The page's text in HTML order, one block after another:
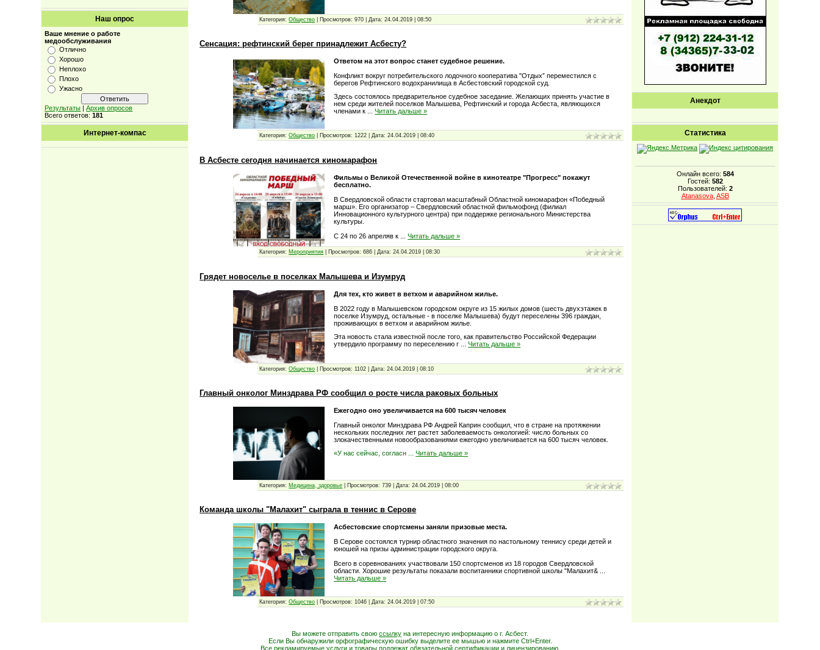
Наш опрос
Ваше мнение о работе
медообслуживания
Отлично
Хорошо
Неплохо
Плохо
Ужасно
Результаты |Архив опросов
Всего ответов:181
Интернет-компас
Категория: Общество Просмотров: 970 Дата: 24.04.2019 |08:50
Сенсация: рефтинский берег принадлежит Асбесту?
Ответом на этот вопрос станет судебное решение.
Конфликт вокруг потребительского лодочного кооператива "Отдых” переместился с
берегов Рефтинского водохранилища в Асбестовский городской суд.
Здесь состоялось предварительное судебное заседание. Желающих принять участие в
нем среди жителей поселков Малышева, Рефтинский и города Асбеста, являющихся
членами к
...Читать дальше »
Категория: Общество Просмотров: 1222 |Дата: 24.04.2019 |08:40
В Асбесте сегодня начинается киномарафон
Фильмы о Великой Отечественной войне в кинотеатре "Прогресс" покажут
бесплатно.
В Свердловской области стартовал масштабный Областной киномарафон «Победный
марш». Его организатор – Свердловский областной фильмофонд (филиал
Инновационного культурного центра) при поддержке регионального Министерства
культуры.
С 24 по 26 апреляв к
...Читать дальше »
Категория: Мероприятия Просмотров: 686 |Дата: 24.04.2019 |08:30
Грядет новоселье в поселках Малышева и Изумруд
Для тех, кто живет в ветхом и аварийном жилье.
В 2022 году в Малышевском городском округе из 15 жилых домов (шесть двухэтажек в
поселке Изумруд, остальные - в поселке Малышева) будут переселены 396 граждан,
проживающих в ветхом и аварийном жилье.
Эта новость стала известной после того, как правительство Российской Федерации
утвердило программу по переселению г
...Читать дальше »
Категория: Общество Просмотров: 1102 Дата: 24.04.2019 |08:10
Главный онколог Минздрава РФ сообщил о росте числа раковых больных
Ежегодно оно увеличивается на 600 тысяч человек
Главный онколог Минздрава РФ Андрей Каприн сообщил, что в стране на протяжении
нескольких последних лет растет заболеваемость онкологией: число больных со
злокачественными новообразованиями ежегодно увеличивается на 600 тысяч человек.
«У нас сейчас, согласн
...Читать дальше »
Категория: Медицина, здоровье Просмотров: 739 Дата: 24.04.2019 |08:00
Команда школы "Малахит" сыграла в теннис в Серове
Асбестовские спортсмены заняли призовые места.
В Серове состоялся турнир областного значения по настольному теннису среди детей и
юношей на призы администрации городского округа.
Всего в соревнованиях участвовали 150 спортсменов из 18 городов Свердловской
области. Хорошие результаты показали воспитанники спортивной школы "Малахит&
Читать дальше »
Категория: Общество Просмотров: 1046 Дата: 24.04.2019 |07:50
Анекдот
Статистика
Онлайн всего: 584
Гостей: 582
Пользователей: 2
Atanasova, ASB
Вы можете отправить свою ссылку на интересную информацию о г. Асбест.
Если Вы обнаружили орфографическую ошибку выделите ее мышью и нажмите Ctrl+Enter.
Все рекламируемые услуги и товары подлежат обязательной сертификации и лицензированию.